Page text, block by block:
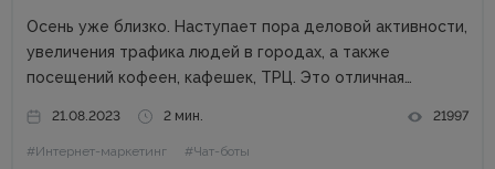
Осень уже близко. Наступает пора деловой активности,
увеличения трафика людей в городах, а также
посещений кофеен, кафешек, ТРЦ. Это отличная
увеличить прибыль. Но конкуренция на данном рынке
высока, поэтому расслабляться не стоит. Как привлечь
21.08.2023 2 мин. 21997
#Интернет-маркетинг #Чат-боты